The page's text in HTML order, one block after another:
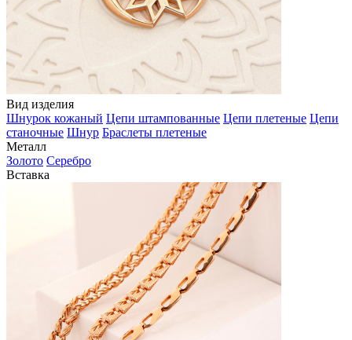
Вид изделия
Шнурок кожаный Цепи штампованные Цепи плетеные Цепи
станочные Шнур Браслеты плетеные
Металл
Золото Серебро
Вставка